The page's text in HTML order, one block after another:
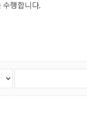
수행합니다.